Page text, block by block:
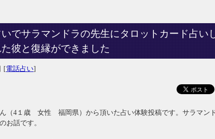
でサラマンドラの先生にタロットカード占い
彼と復縁ができました
[電話占い]
（4１歳 女性 福岡県）から頂いた占い体験投稿です。サラマン
お話です。